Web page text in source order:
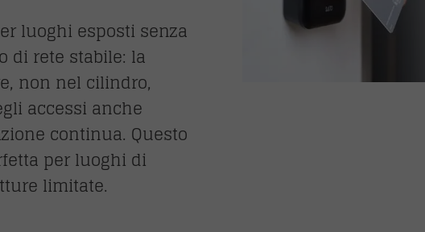
luoghi esposti senza
di rete stabile: la
non nel cilindro,
accessi anche
continua. Questo
per luoghi di
limitate.